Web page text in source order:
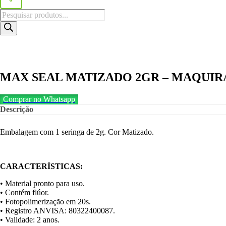
Pesquisar
produtos
MAX SEAL MATIZADO 2GR –
Comprar no Whatsapp
Descrição
Embalagem com 1 seringa de 2g. Cor Matizado.
CARACTERÍSTICAS:
• Material pronto para uso.
• Contém flúor.
• Fotopolimerização em 20s.
• Registro ANVISA: 80322400087.
• Validade: 2 anos.